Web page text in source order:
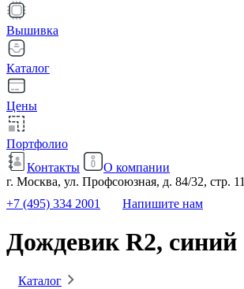
Вышивка
Каталог
Цены
Портфолио
Контакты
О компании
г. Москва, ул. Профсоюзная, д. 84/32, стр. 11
+7 (495) 334 2001
Напишите нам
Дождевик R2, синий
Каталог